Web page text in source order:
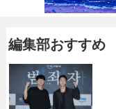
編集部おすすめ